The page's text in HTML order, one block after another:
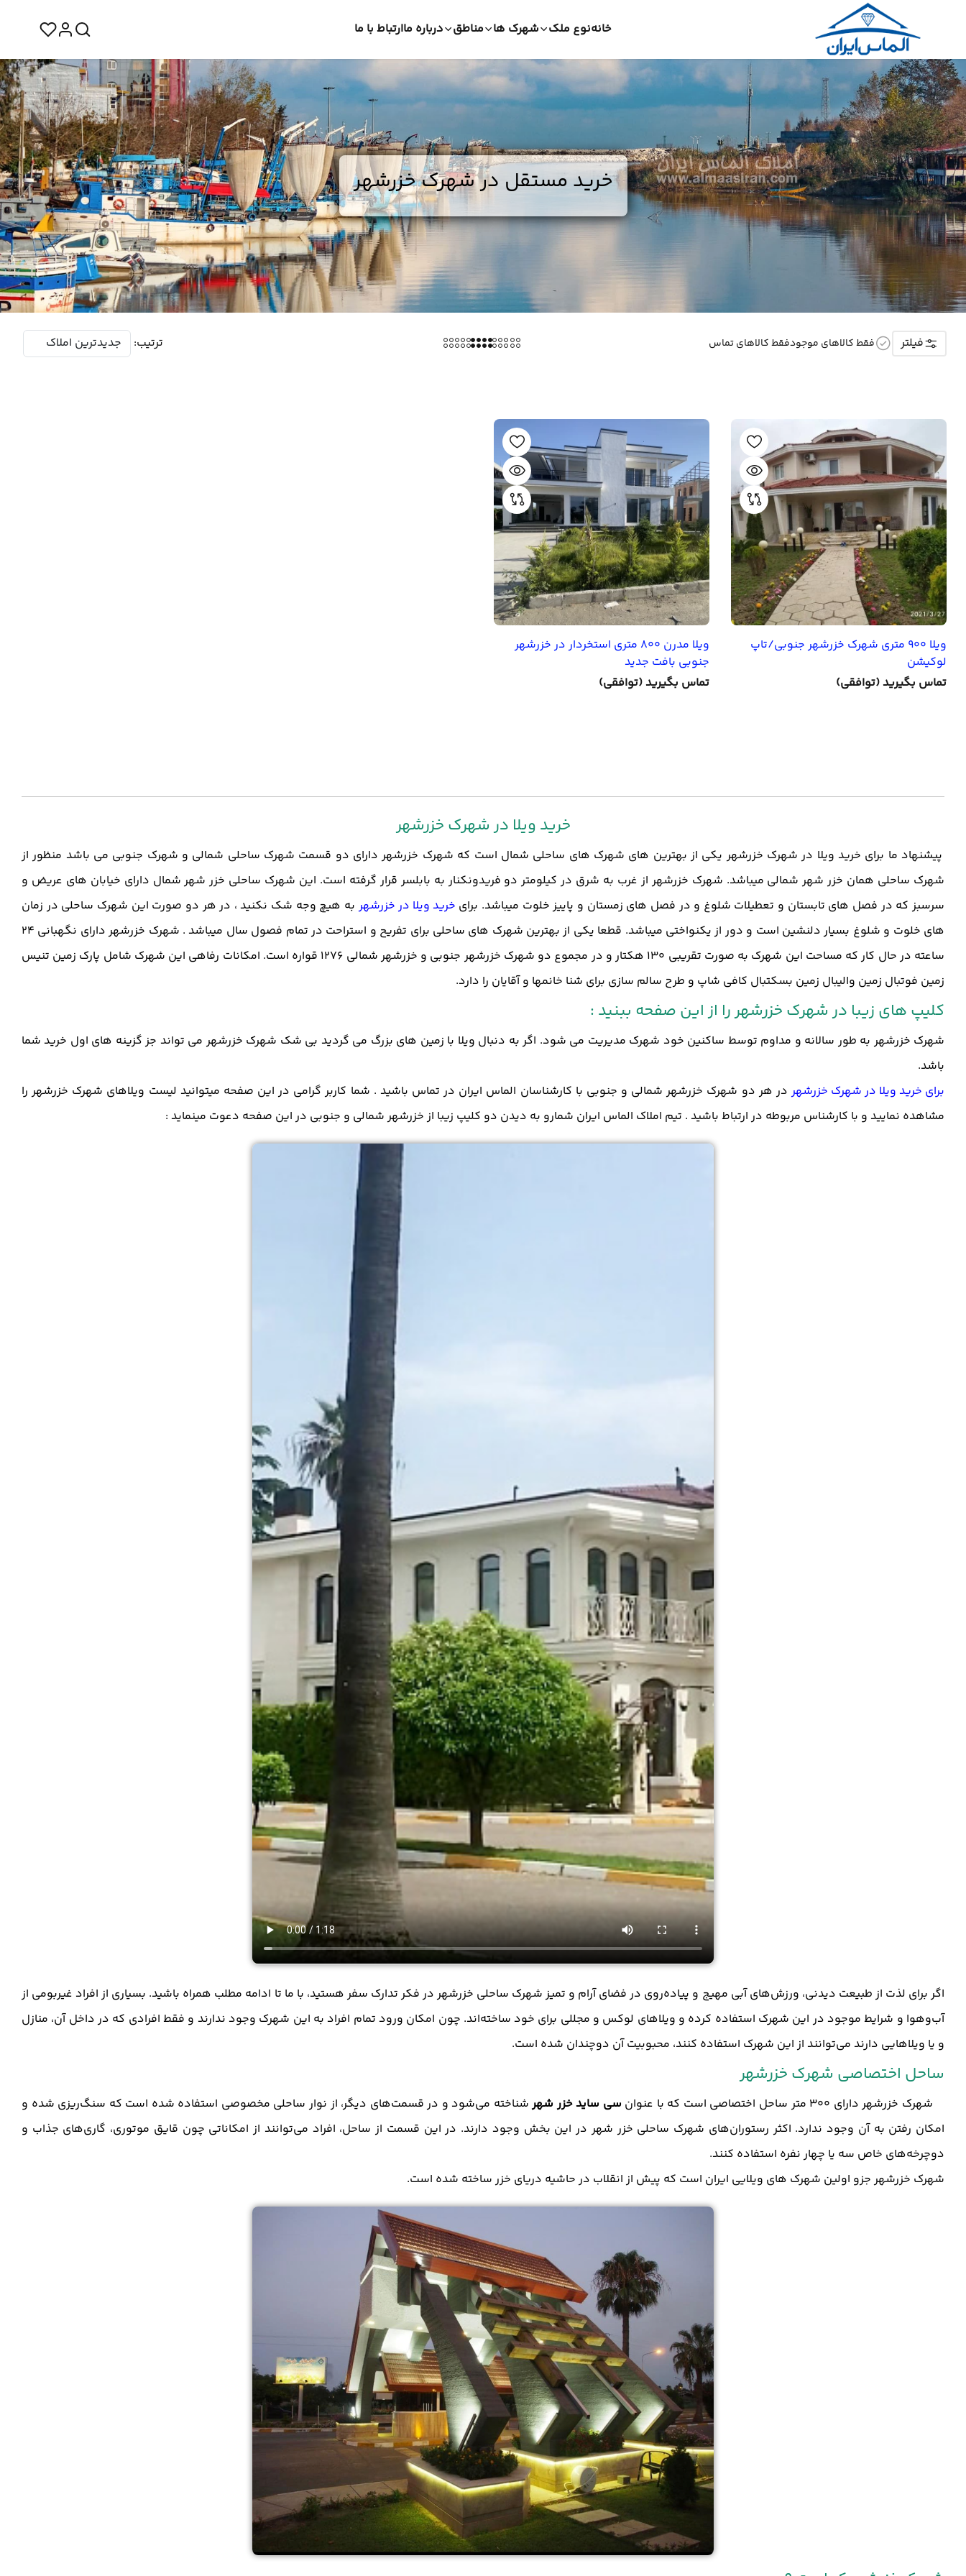
خانهنوع ملک شهرک ها مناطق درباره ماارتباط با ما
خرید مستقل در شهرک خزرشهر
فیلتر فقط کالاهای موجودفقط کالاهای تماس ترتیب:
ویلا 900 متری شهرک خزرشهر جنوبی/تاپ
لوکیشن
تماس بگیرید (توافقی)
ویلا مدرن 800 متری استخردار در خزرشهر
جنوبی بافت جدید
تماس بگیرید (توافقی)
خرید ویلا در شهرک خزرشهر
پیشنهاد ما برای خرید ویلا در شهرک خزرشهر یکی از بهترین های شهرک های ساحلی شمال است که شهرک خزرشهر دارای دو قسمت شهرک ساحلی شمالی و شهرک جنوبی می باشد منظور از
شهرک ساحلی همان خزر شهر شمالی میباشد. شهرک خزرشهر از غرب به شرق در کیلومتر دو فریدونکنار به بابلسر قرار گرفته است. این شهرک ساحلی خزر شهر شمال دارای خیابان های عریض و
سرسبز که در فصل های تابستان و تعطیلات شلوغ و در فصل های زمستان و پاییز خلوت میباشد. برای خرید ویلا در خزرشهربه هیچ وجه شک نکنید ، در هر دو صورت این شهرک ساحلی در زمان
های خلوت و شلوغ بسیار دلنشین است و دور از یکنواختی میباشد. قطعا یکی از بهترین شهرک های ساحلی برای تفریح و استراحت در تمام فصول سال میباشد . شهرک خزرشهر دارای نگهبانی 24
ساعته در حال کار که مساحت این شهرک به صورت تقریبی 130 هکتار و در مجموع دو شهرک خزرشهر جنوبی و خزرشهر شمالی 1276 قواره است. امکانات رفاهی این شهرک شامل پارک زمین تنیس
زمین فوتبال زمین والیبال زمین بسکتبال کافی شاپ و طرح سالم سازی برای شنا خانمها و آقایان را دارد.
کلیپ های زیبا در شهرک خزرشهر را از این صفحه ببنید :
شهرک خزرشهر به طور سالانه و مداوم توسط ساکنین خود شهرک مدیریت می شود. اگر به دنبال ویلا با زمین های بزرگ می گردید بی شک شهرک خزرشهر می تواند جز گزینه های اول خرید شما
باشد.
برای خرید ویلا در شهرک خزرشهردر هر دو شهرک خزرشهر شمالی و جنوبی با کارشناسان الماس ایران در تماس باشید . شما کاربر گرامی در این صفحه میتوانید لیست ویلاهای شهرک خزرشهر را
مشاهده نمایید و با کارشناس مربوطه در ارتباط باشید . تیم املاک الماس ایران شمارو به دیدن دو کلیپ زیبا از خزرشهر شمالی و جنوبی در این صفحه دعوت مینماید :
اگر برای لذت از طبیعت دیدنی، ورزش‌های آبی مهیج و پیاده‌روی در فضای آرام و تمیز شهرک ساحلی خزرشهر در فکر تدارک سفر هستید، با ما تا ادامه مطلب همراه باشید. بسیاری از افراد غیربومی از
آب‌وهوا و شرایط موجود در این شهرک استفاده کرده و ویلاهای لوکس و مجللی برای خود ساخته‌اند. چون امکان ورود تمام افراد به این شهرک وجود ندارند و فقط افرادی که در داخل آن، منازل
و یا ویلاهایی دارند می‌توانند از این شهرک استفاده کنند، محبوبیت آن دوچندان شده است.
ساحل اختصاصی شهرک خزرشهر
شهرک خزرشهر دارای 300 متر ساحل اختصاصی است که با عنوان سی ساید خزر شهرشناخته می‌شود و در قسمت‌های دیگر، از نوار ساحلی مخصوصی استفاده شده است که سنگ‌ریزی شده و
امکان رفتن به آن وجود ندارد. اکثر رستوران‌های شهرک ساحلی خزر شهر در این بخش وجود دارند. در این قسمت از ساحل، افراد می‌توانند از امکاناتی چون قایق موتوری، گاری‌های جذاب و
دوچرخه‌های خاص سه یا چهار نفره استفاده کنند.
شهرک خزرشهر جزو اولین شهرک های ویلایی ایران است که پیش از انقلاب در حاشیه دریای خزر ساخته شده است.